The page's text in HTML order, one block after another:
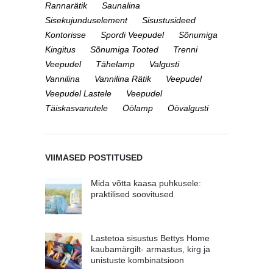
Rannarätik
Saunalina
Sisekujunduselement
Sisustusideed
Kontorisse
Spordi Veepudel
Sõnumiga
Kingitus
Sõnumiga Tooted
Trenni
Veepudel
Tähelamp
Valgusti
Vannilina
Vannilina Rätik
Veepudel
Veepudel Lastele
Veepudel
Täiskasvanutele
Öölamp Öövalgusti
VIIMASED POSTITUSED
Mida võtta kaasa puhkusele:
praktilised soovitused
Lastetoa sisustus Bettys Home
kaubamärgilt- armastus, kirg ja
unistuste kombinatsioon